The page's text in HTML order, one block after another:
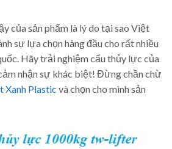
của sản phẩm là lý do tại sao Việt
sự lựa chọn hàng đầu cho rất nhiều
Hãy trải nghiệm cẩu thủy lực của
nhận sự khác biệt! Đừng chần chừ
Xanh Plastic và chọn cho mình sản